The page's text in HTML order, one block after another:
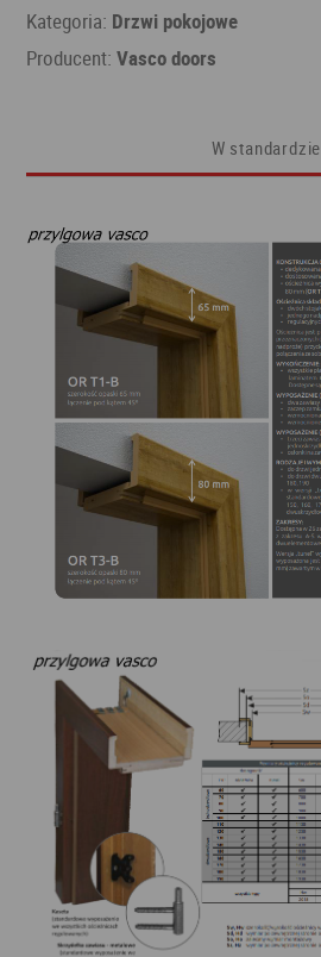
Kategoria: Drzwi pokojowe
Producent:Vasco doors
W standardzie